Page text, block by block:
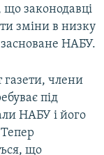
що законодавці
зміни в низку
НАБУ.
члени
під
НАБУ і його
Тепер
що